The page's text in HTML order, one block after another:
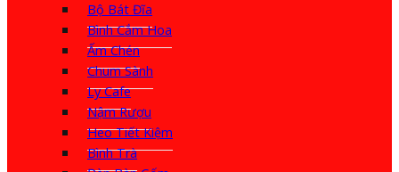
Bộ Bát Đĩa
Bình Cắm Hoa
Ấm Chén
Chum Sành
Ly Cafe
Nậm Rượu
Heo Tiết Kiệm
Bình Trà